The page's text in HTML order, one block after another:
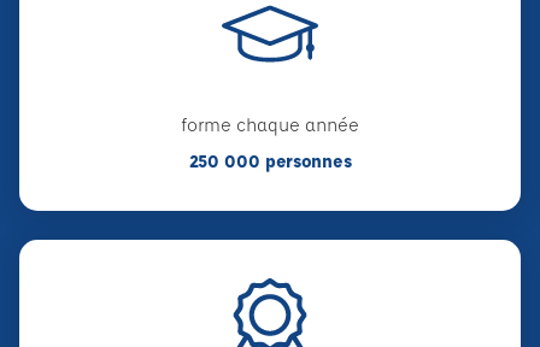
forme chaque année
250 000 personnes